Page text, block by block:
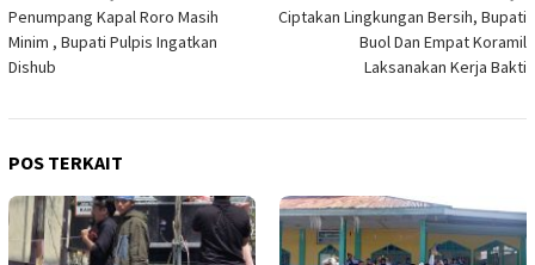
pos
Penumpang Kapal Roro Masih
Minim , Bupati Pulpis Ingatkan
Dishub
Ciptakan Lingkungan Bersih, Bupati
Buol Dan Empat Koramil
Laksanakan Kerja Bakti
POS TERKAIT